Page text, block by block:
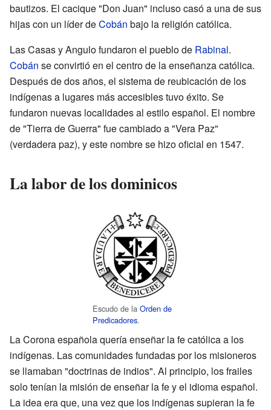
bautizos. El cacique "Don Juan" incluso casó a una de sus
hijas con un líder deCobán bajo la religión católica.
Las Casas y Angulo fundaron el pueblo de Rabinal.
Cobán se convirtió en el centro de la enseñanza católica.
Después de dos años, el sistema de reubicación de los
indígenas a lugares más accesibles tuvo éxito. Se
fundaron nuevas localidades al estilo español. El nombre
de "Tierra de Guerra" fue cambiado a "Vera Paz"
(verdadera paz), y este nombre se hizo oficial en 1547.
La labor de los dominicos
Escudo de la Orden de
Predicadores.
La Corona española quería enseñar la fe católica a los
indígenas. Las comunidades fundadas por los misioneros
se llamaban "doctrinas de indios". Al principio, los frailes
solo tenían la misión de enseñar la fe y el idioma español.
La idea era que, una vez que los indígenas supieran la fe